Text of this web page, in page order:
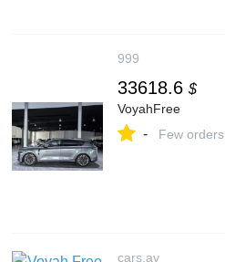
999
33618.6 $
VoyahFree
- Few orders
cars.av